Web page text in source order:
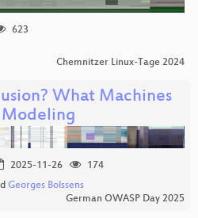
623
Chemnitzer Linux-Tage 2024
What Machines
2025-11-26
174
Georges Bolssens
German OWASP Day 2025